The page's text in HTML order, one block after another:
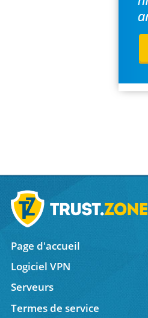
Page d'accueil
Logiciel VPN
Serveurs
Termes de service